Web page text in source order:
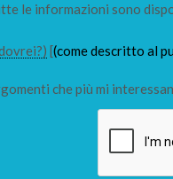
le informazioni sono
[(come descritto al
che più mi